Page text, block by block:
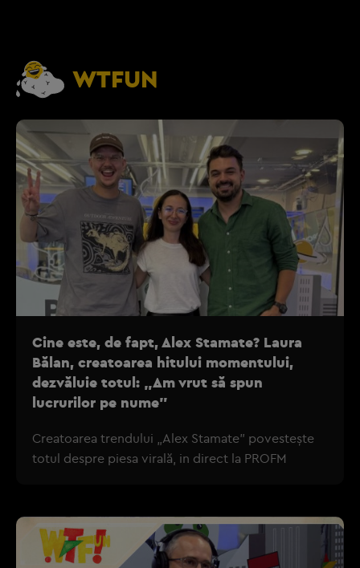
WTFUN
Cine este, de fapt, Alex Stamate? Laura
Bălan, creatoarea hitului momentului,
dezvăluie totul: „Am vrut să spun
lucrurilor pe nume”
Creatoarea trendului „Alex Stamate” povestește
totul despre piesa virală, in direct la PROFM